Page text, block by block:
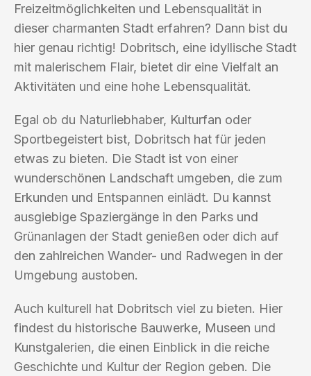
Freizeitmöglichkeiten und Lebensqualität in
dieser charmanten Stadt erfahren? Dann bist du
hier genau richtig! Dobritsch, eine idyllische Stadt
mit malerischem Flair, bietet dir eine Vielfalt an
Aktivitäten und eine hohe Lebensqualität.
Egal ob du Naturliebhaber, Kulturfan oder
Sportbegeistert bist, Dobritsch hat für jeden
etwas zu bieten. Die Stadt ist von einer
wunderschönen Landschaft umgeben, die zum
Erkunden und Entspannen einlädt. Du kannst
ausgiebige Spaziergänge in den Parks und
Grünanlagen der Stadt genießen oder dich auf
den zahlreichen Wander- und Radwegen in der
Umgebung austoben.
Auch kulturell hat Dobritsch viel zu bieten. Hier
findest du historische Bauwerke, Museen und
Kunstgalerien, die einen Einblick in die reiche
Geschichte und Kultur der Region geben. Die